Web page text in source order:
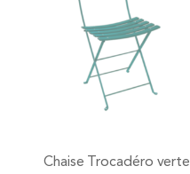
Chaise Trocadéro verte